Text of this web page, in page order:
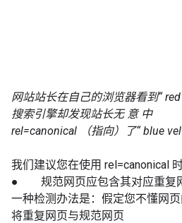
网站站长在自己的浏览器看到“
搜索引擎却发现站长无意 中
rel=canonical （指向）了“blue
我们建议您在使用 rel=canonical
● 规范网页应包含其对应重复网
一种检测办法是：假定您不懂网
将重复网页与规范网页